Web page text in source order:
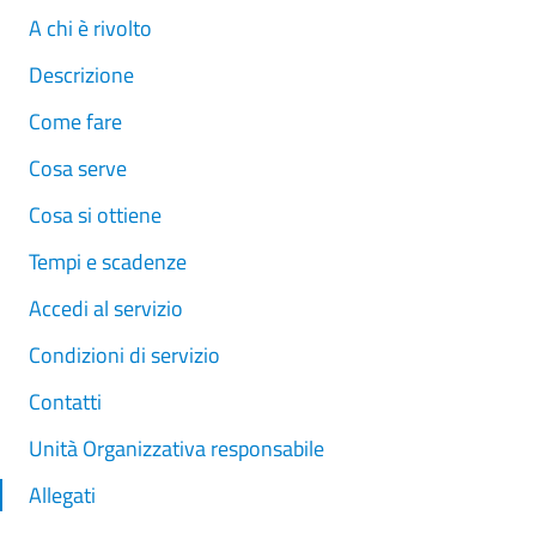
A chi è rivolto
Descrizione
Come fare
Cosa serve
Cosa si ottiene
Tempi e scadenze
Accedi al servizio
Condizioni di servizio
Contatti
Unità Organizzativa responsabile
Allegati